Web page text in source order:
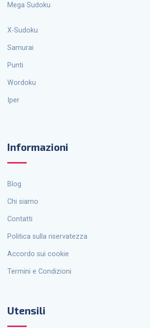
Mega Sudoku
X-Sudoku
Samurai
Punti
Wordoku
Iper
Informazioni
Blog
Chi siamo
Contatti
politica sulla riservatezza
Accordo sui cookie
Termini e Condizioni
Utensili